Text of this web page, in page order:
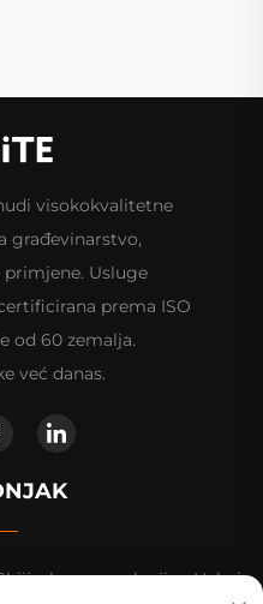
visokokvalitetne
građevinarstvo,
Usluge
prema ISO
od 60 zemalja.
već danas.
pokrajina Hebei.